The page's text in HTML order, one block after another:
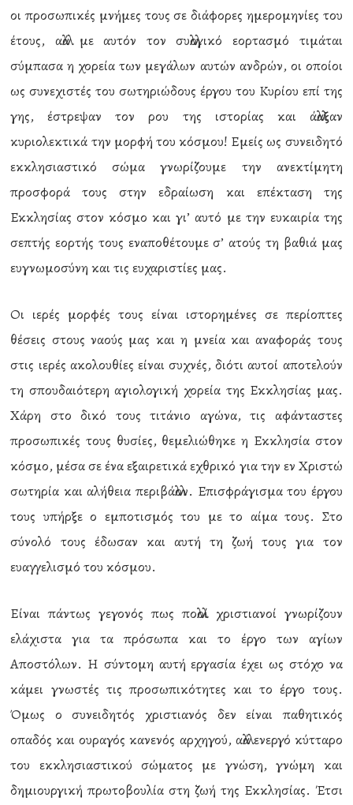
οι προσωπικές μνήμες τους σε διάφορες ημερομηνίες του
έτους, αλλά με αυτόν τον συλλογικό εορτασμό τιμάται
σύμπασα η χορεία των μεγάλων αυτών ανδρών, οι οποίοι
ως συνεχιστές του σωτηριώδους έργου του Κυρίου επί της
γης, έστρεψαν τον ρου της ιστορίας και άλλαξαν
κυριολεκτικά την μορφή του κόσμου! Εμείς ως συνειδητό
εκκλησιαστικό σώμα γνωρίζουμε την ανεκτίμητη
προσφορά τους στην εδραίωση και επέκταση της
Εκκλησίας στον κόσμο και γι’ αυτό με την ευκαιρία της
σεπτής εορτής τους εναποθέτουμε σ’ ατούς τη βαθιά μας
ευγνωμοσύνη και τις ευχαριστίες μας.
Οι ιερές μορφές τους είναι ιστορημένες σε περίοπτες
θέσεις στους ναούς μας και η μνεία και αναφοράς τους
στις ιερές ακολουθίες είναι συχνές, διότι αυτοί αποτελούν
τη σπουδαιότερη αγιολογική χορεία της Εκκλησίας μας.
Χάρη στο δικό τους τιτάνιο αγώνα, τις αφάνταστες
προσωπικές τους θυσίες, θεμελιώθηκε η Εκκλησία στον
κόσμο, μέσα σε ένα εξαιρετικά εχθρικό για την εν Χριστώ
σωτηρία και αλήθεια περιβάλλον. Επισφράγισμα του έργου
τους υπήρξε ο εμποτισμός του με το αίμα τους. Στο
σύνολό τους έδωσαν και αυτή τη ζωή τους για τον
ευαγγελισμό του κόσμου.
Είναι πάντως γεγονός πως πολλοί χριστιανοί γνωρίζουν
ελάχιστα για τα πρόσωπα και το έργο των αγίων
Αποστόλων. Η σύντομη αυτή εργασία έχει ως στόχο να
κάμει γνωστές τις προσωπικότητες και το έργο τους.
Όμως ο συνειδητός χριστιανός δεν είναι παθητικός
οπαδός και ουραγός κανενός αρχηγού, αλλά ενεργό κύτταρο
του εκκλησιαστικού σώματος με γνώση, γνώμη και
δημιουργική πρωτοβουλία στη ζωή της Εκκλησίας. Έτσι